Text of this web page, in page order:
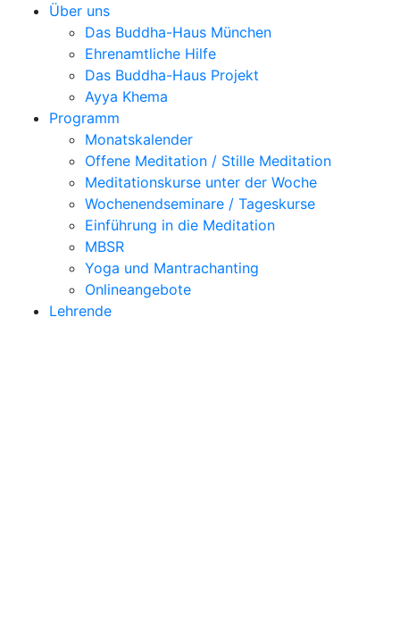
Über uns
Das Buddha-Haus München
Ehrenamtliche Hilfe
Das Buddha-Haus Projekt
Ayya Khema
Programm
Monatskalender
Offene Meditation / Stille Meditation
Meditationskurse unter der Woche
Wochenendseminare / Tageskurse
Einführung in die Meditation
MBSR
Yoga und Mantrachanting
Onlineangebote
Lehrende